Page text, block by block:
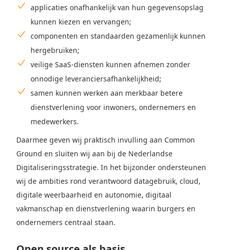
applicaties onafhankelijk van hun gegevensopslag
kunnen kiezen en vervangen;
componenten en standaarden gezamenlijk kunnen
hergebruiken;
veilige SaaS-diensten kunnen afnemen zonder
onnodige leveranciersafhankelijkheid;
samen kunnen werken aan merkbaar betere
dienstverlening voor inwoners, ondernemers en
medewerkers.
Daarmee geven wij praktisch invulling aan Common
Ground en sluiten wij aan bij de Nederlandse
Digitaliseringsstrategie. In het bijzonder ondersteunen
wij de ambities rond verantwoord datagebruik, cloud,
digitale weerbaarheid en autonomie, digitaal
vakmanschap en dienstverlening waarin burgers en
ondernemers centraal staan.